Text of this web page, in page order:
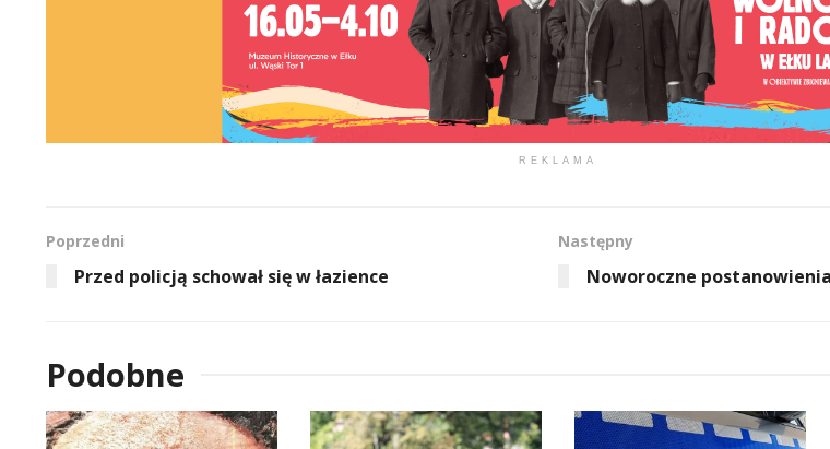
REKLAMA
Poprzedni
Przed policją schował się w łazience
Następny
Noworoczne
Podobne